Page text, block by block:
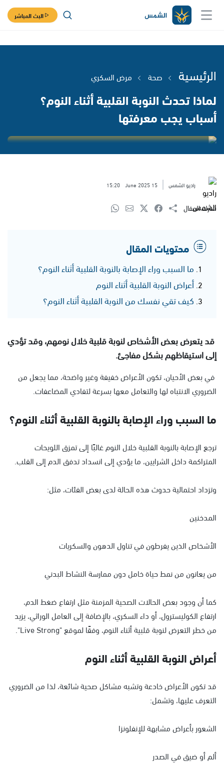
البث المباشر
الرئيسية صحة مرض السكري
لماذا تحدث النوبة القلبية أثناء النوم؟
أسباب يجب معرفتها
راديو الشمس 15 June 2025
15:20
شارك المقال
محتويات المقال
ما السبب وراء الإصابة بالنوبة القلبية أثناء النوم؟
أعراض النوبة القلبية أثناء النوم
كيف تقي نفسك من النوبة القلبية أثناء النوم؟
قد يتعرض بعض الأشخاص لنوبة قلبية خلال نومهم، وقد تؤدي
إلى استيقاظهم بشكل مفاجئ.
في بعض الأحيان، تكون الأعراض خفيفة وغير واضحة، مما يجعل من
الضروري الانتباه لها والتعامل معها بسرعة لتفادي المضاعفات.
ما السبب وراء الإصابة بالنوبة القلبية أثناء النوم؟
ترجع الإصابة بالنوبة القلبية خلال النوم غالبًا إلى تمزق اللويحات
المتراكمة داخل الشرايين، ما يؤدي إلى انسداد تدفق الدم إلى القلب.
وتزداد احتمالية حدوث هذه الحالة لدى بعض الفئات، مثل:
المدخنين
الأشخاص الذين يفرطون في تناول الدهون والسكريات
من يعانون من نمط حياة خامل دون ممارسة النشاط البدني
كما أن وجود بعض الحالات الصحية المزمنة مثل ارتفاع ضغط الدم،
ارتفاع الكوليسترول، أو داء السكري، بالإضافة إلى العامل الوراثي، يزيد
من خطر التعرض لنوبة قلبية أثناء النوم، وفقًا لموقع "Live Strong".
أعراض النوبة القلبية أثناء النوم
قد تكون الأعراض خادعة وتشبه مشاكل صحية شائعة، لذا من الضروري
التعرف عليها، وتشمل:
الشعور بأعراض مشابهة للإنفلونزا
ألم أو ضيق في الصدر